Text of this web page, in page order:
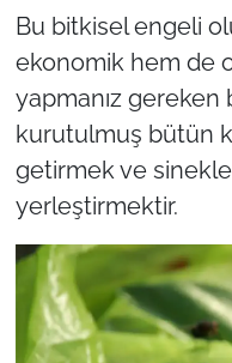
Bu bitkisel engeli
ekonomik hem de
yapmanız
kurutulmuş bütün
getirmek ve
yerleştirmektir.